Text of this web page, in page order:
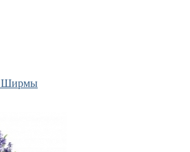
Ширмы